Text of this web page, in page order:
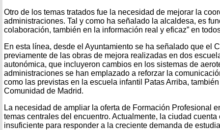
Otro de los temas tratados fue la necesidad de mejorar la
administraciones. Tal y como ha señalado la alcaldesa, es
colaboración, también en la información real y eficaz” en
En esta línea, desde el Ayuntamiento se ha señalado que el
previamente de las obras de mejora realizadas en dos
autonómica, que incluyeron cambios en los sistemas de
administraciones se han emplazado a reforzar la
como las previstas en la escuela infantil Patas Arriba,
Comunidad de Madrid.
La necesidad de ampliar la oferta de Formación Profesional
temas centrales del encuentro. Actualmente, la ciudad
insuficiente para responder a la creciente demanda de